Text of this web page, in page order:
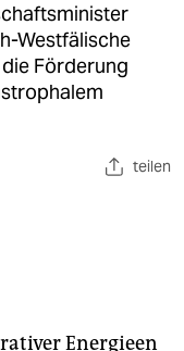
Westfälische
Förderung
teilen
Energieen